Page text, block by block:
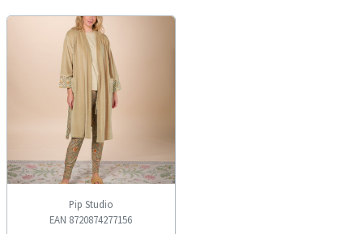
Pip Studio
EAN 8720874277156